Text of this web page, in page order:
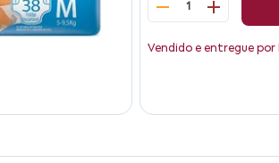
1
Vendido e entregue por